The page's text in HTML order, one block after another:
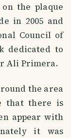
the plaque
in 2005 and
Council of
dedicated to
Ali Primera.
the area
that there is
appear with
it was